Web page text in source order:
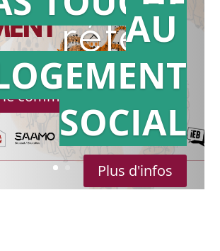
référé
communiqué de presse
AU
SOCIAL
Plus d'infos